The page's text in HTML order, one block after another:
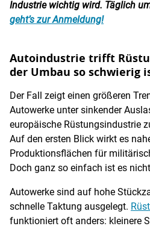
Industrie wichtig wird. Täglich
geht’s zur Anmeldung!
Autoindustrie trifft
der Umbau so schwierig
Der Fall zeigt einen größeren
Autowerke unter sinkender
europäische Rüstungsindustrie
Auf den ersten Blick wirkt es
Produktionsflächen für
Doch ganz so einfach ist es
Autowerke sind auf hohe
schnelle Taktung ausgelegt.
funktioniert oft anders: kleinere